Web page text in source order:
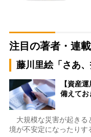
注目の著者・連載
藤川里絵「さあ、
【資産
備えて
大規模な災害が起きる
境が不安定になったりす